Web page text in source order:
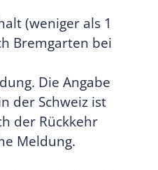
(weniger als 1
Bremgarten bei
Die Angabe
der Schweiz ist
der Rückkehr
Meldung.